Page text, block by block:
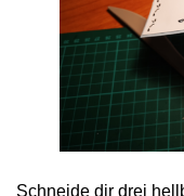
Schneide dir drei